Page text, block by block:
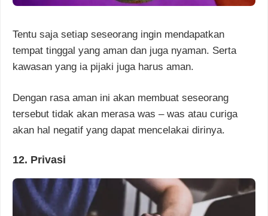
Tentu saja setiap seseorang ingin mendapatkan
tempat tinggal yang aman dan juga nyaman. Serta
kawasan yang ia pijaki juga harus aman.
Dengan rasa aman ini akan membuat seseorang
tersebut tidak akan merasa was – was atau curiga
akan hal negatif yang dapat mencelakai dirinya.
12. Privasi